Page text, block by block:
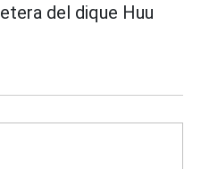
del dique Huu